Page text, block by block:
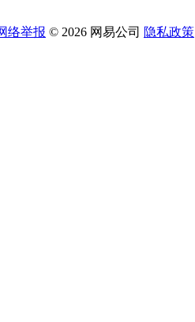
络举报 © 2026 网易公司 隐私政策